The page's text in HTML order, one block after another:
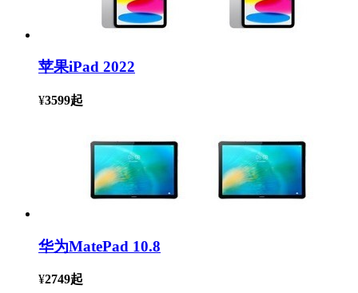
苹果iPad 2022
¥3599起
华为MatePad 10.8
¥2749起